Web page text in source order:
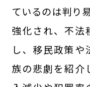
ているのは判り
強化され、不法
し、移民政策
族の悲劇を紹介